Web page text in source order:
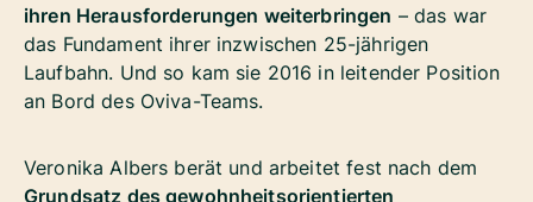
ihren Herausforderungen weiterbringen – das war
das Fundament ihrer inzwischen 25-jährigen
Laufbahn. Und so kam sie 2016 in leitender Position
an Bord des Oviva-Teams.
Veronika Albers berät und arbeitet fest nach dem
Grundsatz des gewohnheitsorientierten